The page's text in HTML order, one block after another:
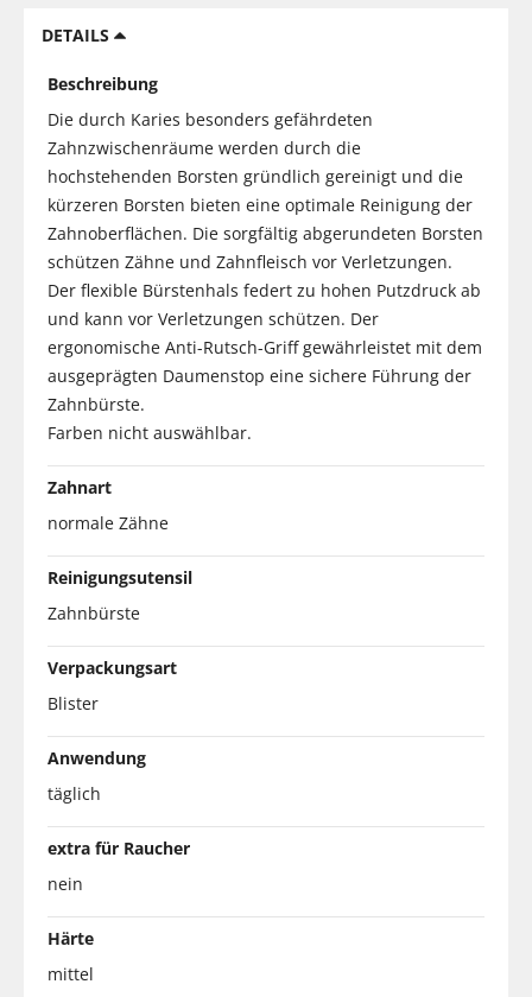
DETAILS
Beschreibung
Die durch Karies besonders gefährdeten
Zahnzwischenräume werden durch die
hochstehenden Borsten gründlich gereinigt und die
kürzeren Borsten bieten eine optimale Reinigung der
Zahnoberflächen. Die sorgfältig abgerundeten Borsten
schützen Zähne und Zahnfleisch vor Verletzungen.
Der flexible Bürstenhals federt zu hohen Putzdruck ab
und kann vor Verletzungen schützen. Der
ergonomische Anti-Rutsch-Griff gewährleistet mit dem
ausgeprägten Daumenstop eine sichere Führung der
Zahnbürste.
Farben nicht auswählbar.
Zahnart
normale Zähne
Reinigungsutensil
Zahnbürste
Verpackungsart
Blister
Anwendung
täglich
extra für Raucher
nein
Härte
mittel